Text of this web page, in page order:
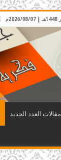
مقالات العدد الجديد